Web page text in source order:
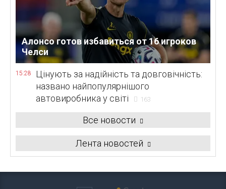
Алонсо готов избавиться от 16 игроков
Челси
15:28
Цінують за надійність та довговічність:
названо найпопулярнішого
автовиробника у світі
163
Все новости
Лента новостей